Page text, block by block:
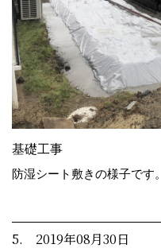
基礎工事
防湿シート敷きの様子です。
5. 2019年08月30日